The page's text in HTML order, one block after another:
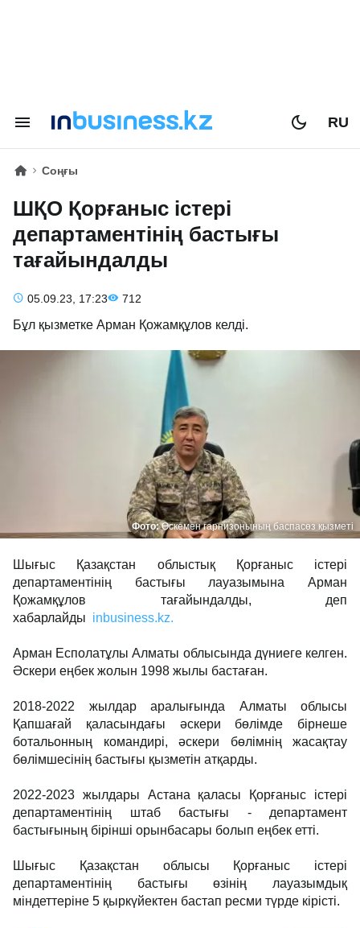
RU
Соңғы
ШҚО Қорғаныс істері
департаментінің бастығы
тағайындалды
05.09.23, 17:23 712
Бұл қызметке Арман Қожамқұлов келді.
Фото:Өскемен гарнизонының баспасөз қызметі
Шығыс Қазақстан облыстық Қорғаныс істері
департаментінің бастығы лауазымына Арман
Қожамқұлов тағайындалды, деп
хабарлайды inbusiness.kz.
Арман Есполатұлы Алматы облысында дүниеге келген.
Әскери еңбек жолын 1998 жылы бастаған.
2018-2022 жылдар аралығында Алматы облысы
Қапшағай қаласындағы әскери бөлімде бірнеше
ботальонның командирі, әскери бөлімнің жасақтау
бөлімшесінің бастығы қызметін атқарды.
2022-2023 жылдары Астана қаласы Қорғаныс істері
департаментінің штаб бастығы - департамент
бастығының бірінші орынбасары болып еңбек етті.
Шығыс Қазақстан облысы Қорғаныс істері
департаментінің бастығы өзінің лауазымдық
міндеттеріне 5 қыркүйектен бастап ресми түрде кірісті.